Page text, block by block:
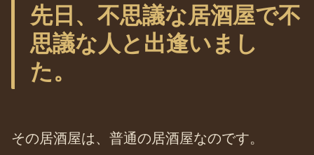
先日、不思議な居酒屋で不
思議な人と出逢いまし
た。
その居酒屋は、普通の居酒屋なのです。